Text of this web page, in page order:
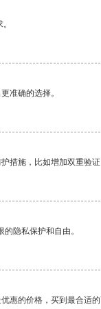
准确的选择。
措施，比如增加双重验证
隐私保护和自由。
惠的价格，买到最合适的